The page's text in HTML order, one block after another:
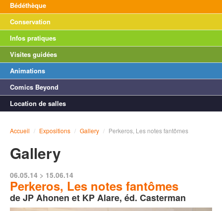
Bédéthèque
Conservation
Infos pratiques
Visites guidées
Animations
Comics Beyond
Location de salles
Accueil / Expositions / Gallery / Perkeros, Les notes fantômes
Gallery
06.05.14 > 15.06.14
Perkeros, Les notes fantômes
de JP Ahonen et KP Alare, éd. Casterman